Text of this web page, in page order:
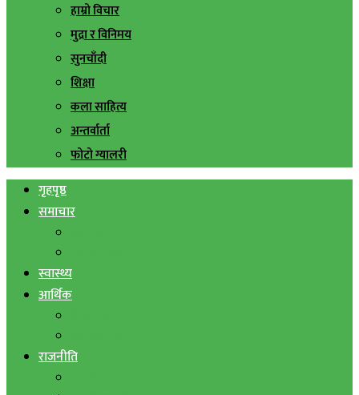
हाम्रो विचार
मुद्रा र विनिमय
सुनचाँदी
शिक्षा
कला साहित्य
अन्तर्वार्ता
फोटो ग्यालरी
गृहपृष्ठ
समाचार
स्वास्थ्य
आर्थिक
राजनीति